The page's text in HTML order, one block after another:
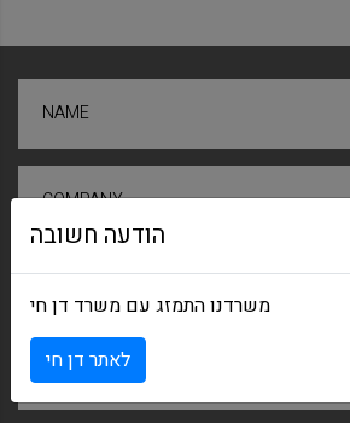
NAME
COMPANY
SUBJECT
הודעה חשובה
משרדנו התמזג עם משרד דן חי
לאתר דן חי